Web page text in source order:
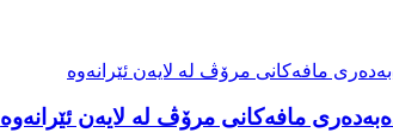
مافەکانی مرۆڤ لە لایەن ئێرانەوە